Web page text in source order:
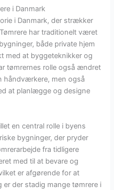
i Danmark
i Danmark, der strækker
har traditionelt været
både private hjem
med at byggeteknikker og
tømrernes rolle også ændret
håndværkere, men også
at planlægge og designe
en central rolle i byens
bygninger, der pryder
fra tidligere
med til at bevare og
er afgørende for at
er der stadig mange tømrere i